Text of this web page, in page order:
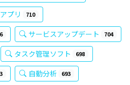
プリ 710
サービスアップデート 704
タスク管理ソフト 698
自動分析 693